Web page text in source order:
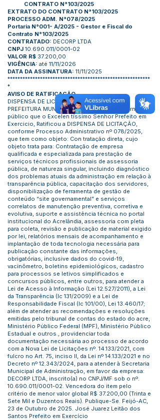
CONTRATO N°103/2025
EXTRATO DO CONTRATO N°103/2025
PROCESSO ADM. N°078/2025
Portaria N°001- A/2025 - Gestor e Fiscal do
Contrato N°103/2025
CONTRATADO: DECORP LTDA
CNPJ 10.690.011/0001-02
VALOR R$ 37.200,00
VIGÊNCIA: até 11/11/2026
DATA DA ASSINATURA: 11/11/2025
*********************************************************
*
AVISO DE RATIFICAÇÃO
DISPENSA DE LICITAÇÃO Nº 024/2025 A
PREFEITURA MUNICIPAL DE FEIJÓ – ACRE, torna
público que o Excelen tíssimo Senhor Prefeito em
Exercicio, Ratificou a DISPENSA DE LICITAÇÃO,
conforme Processo Administrativo nº 078/2025,
que tem como objeto: Con tratação direta, cujo
objeto trata para: Contratação de empresa
qualificada e especializada para prestação de
serviços técnicos profissionais de assessoria
pública, de natureza singular, incluindo diagnóstico
dos problemas atuais da administração em relação à
transparência pública, capacitação dos servidores,
disponibilização de ferramenta de gestão de
conteúdo “site governamental” e serviços
correlatos de manutenção preventiva, corretiva e
evolutiva, suporte e assistência técnica no portal
institucional do Acrelândia, assessoria com pleta
para coleta, revisão e publicação de material exigido
por lei, relatórios mensais de acompanhamento e
implantação de toda tecnologia necessária para
publicação constante das informações,
obrigatórias, inclusive dados do covid-19,
vacinômetro, boletins epidemiológicos, cadastro
para processos se letivos simplificados e
concursos públicos, entre outros, para atender a
Lei de Acesso à Informação (Lei 12.527/2011), a Lei
da Transparência (lc 131/2009) e a Lei de
Responsabilidade Fiscal (lc 101/00), Lei 13.460/17;
além de atender as recomendações e resoluções
emitidas pelo tribunal de contas do estado do acre,
Ministério Público Federal (MPF), Ministério Público
Estadual e outros., providenciar toda
documentação necessária ao processo de acordo
com a Nova Lei de Licitações nº. 14.133/2021, com
fulcro no Art. 75, inciso II, da Lei nº 14.133/2021 e no
Decreto nº 12.343/2024, para a atender à Secretaria
Municipal de Administração, em favor da empresa:
DECORP LTDA, inscrito(a) no CNPJ/MF sob o nº.
10.690.011/0001-02. Vencedora do item pelo
critério de menor valor global R$ 37.200,00 (Trinta e
Sete Mil e Duzentos Reais). Publique-Se. Feijó-AC,
23 de Outubro de 2025. José Juarez Leitão dos
Santos Prefeito em Exercício